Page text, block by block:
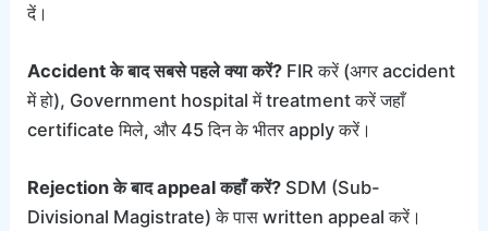
दें।
Accident के बाद सबसे पहले क्या करें? FIR करें (अगर accident
में हो), Government hospital में treatment करें जहाँ
certificate मिले, और 45 दिन के भीतर apply करें।
Rejection के बाद appeal कहाँ करें? SDM (Sub-
Divisional Magistrate) के पास written appeal करें।